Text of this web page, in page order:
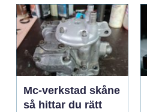
Mc-verkstad skåne
så hittar du rätt